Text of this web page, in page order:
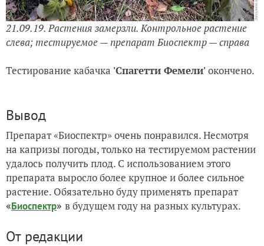
21.09.19. Растения замерзли. Контрольное растение
слева; тестируемое — препарат Биоспектр — справа
Тестирование кабачка 'Спагетти Фемели'окончено.
Вывод
Препарат «Биоспектр»очень понравился.Несмотря
на капризы погоды, только на тестируемом растении
удалось получить плод. С использованием этого
препарата выросло более крупное и более сильное
растение. Обязательно буду применять препарат
«Биоспектр» в будущем году на разных культурах.
От редакции